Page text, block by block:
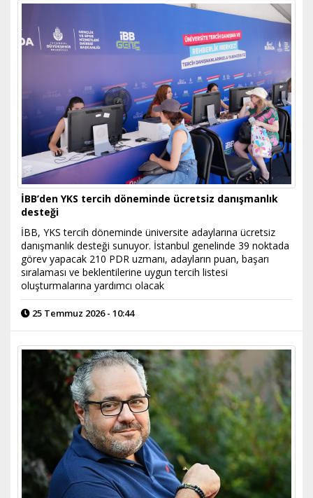
İBB’den YKS tercih döneminde ücretsiz danışmanlık
desteği
İBB, YKS tercih döneminde üniversite adaylarına ücretsiz
danışmanlık desteği sunuyor. İstanbul genelinde 39 noktada
görev yapacak 210 PDR uzmanı, adayların puan, başarı
sıralaması ve beklentilerine uygun tercih listesi
oluşturmalarına yardımcı olacak
25 Temmuz 2026 - 10:44